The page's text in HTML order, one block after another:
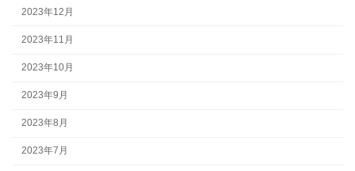
2023年12月
2023年11月
2023年10月
2023年9月
2023年8月
2023年7月